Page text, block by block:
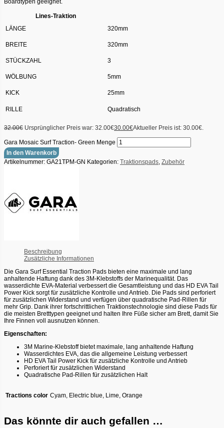
Boardtypen geeignet.
Lines-Traktion
LÄNGE
320mm
BREITE 320mm
STÜCKZAHL 3
WÖLBUNG 5mm
KICK 25mm
RILLE Quadratisch
32.00€ Ursprünglicher Preis war: 32.00€30.00€Aktueller Preis ist: 30.00€.
Gara Mosaic Surf Traction- Green Menge
In den Warenkorb
Artikelnummer: GA21TPM-GN Kategorien: Traktionspads, Zubehör
Beschreibung
Zusätzliche Informationen
Die Gara Surf Essential Traction Pads bieten eine maximale und lang
anhaltende Haftung dank des 3M-Klebstoffs der Marinequalität. Das
wasserdichte EVA-Material verbessert die Gesamtleistung und das HD EVA Tail
Power Kick sorgt für zusätzliche Kontrolle und Antrieb. Die Pads sind perforiert
für zusätzlichen Widerstand und verfügen über quadratische Pad-Rillen für
mehr Grip. Dank ihrer fortschrittlichen Traktionstechnologie sind diese Pads für
die meisten Bretttypen geeignet und halten Ihre Füße sicher am Brett, damit Sie
Ihre Finnen voll ausnutzen können.
Eigenschaften:
3M Marine-Klebstoff bietet maximale, lang anhaltende Haftung
Wasserdichtes EVA, das die allgemeine Leistung verbessert
HD EVA Tail Power Kick für zusätzliche Kontrolle und Antrieb
Perforiert für zusätzlichen Widerstand
Quadratische Pad-Rillen für zusätzlichen Halt
Tractions color Cyam, Electric blue, Lime, Orange
Das könnte dir auch gefallen …